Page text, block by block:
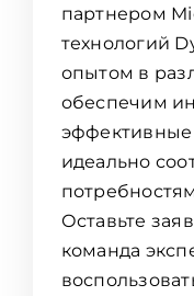
партнером
технологий
опытом в
обеспечим
идеально
Оставьте
команда